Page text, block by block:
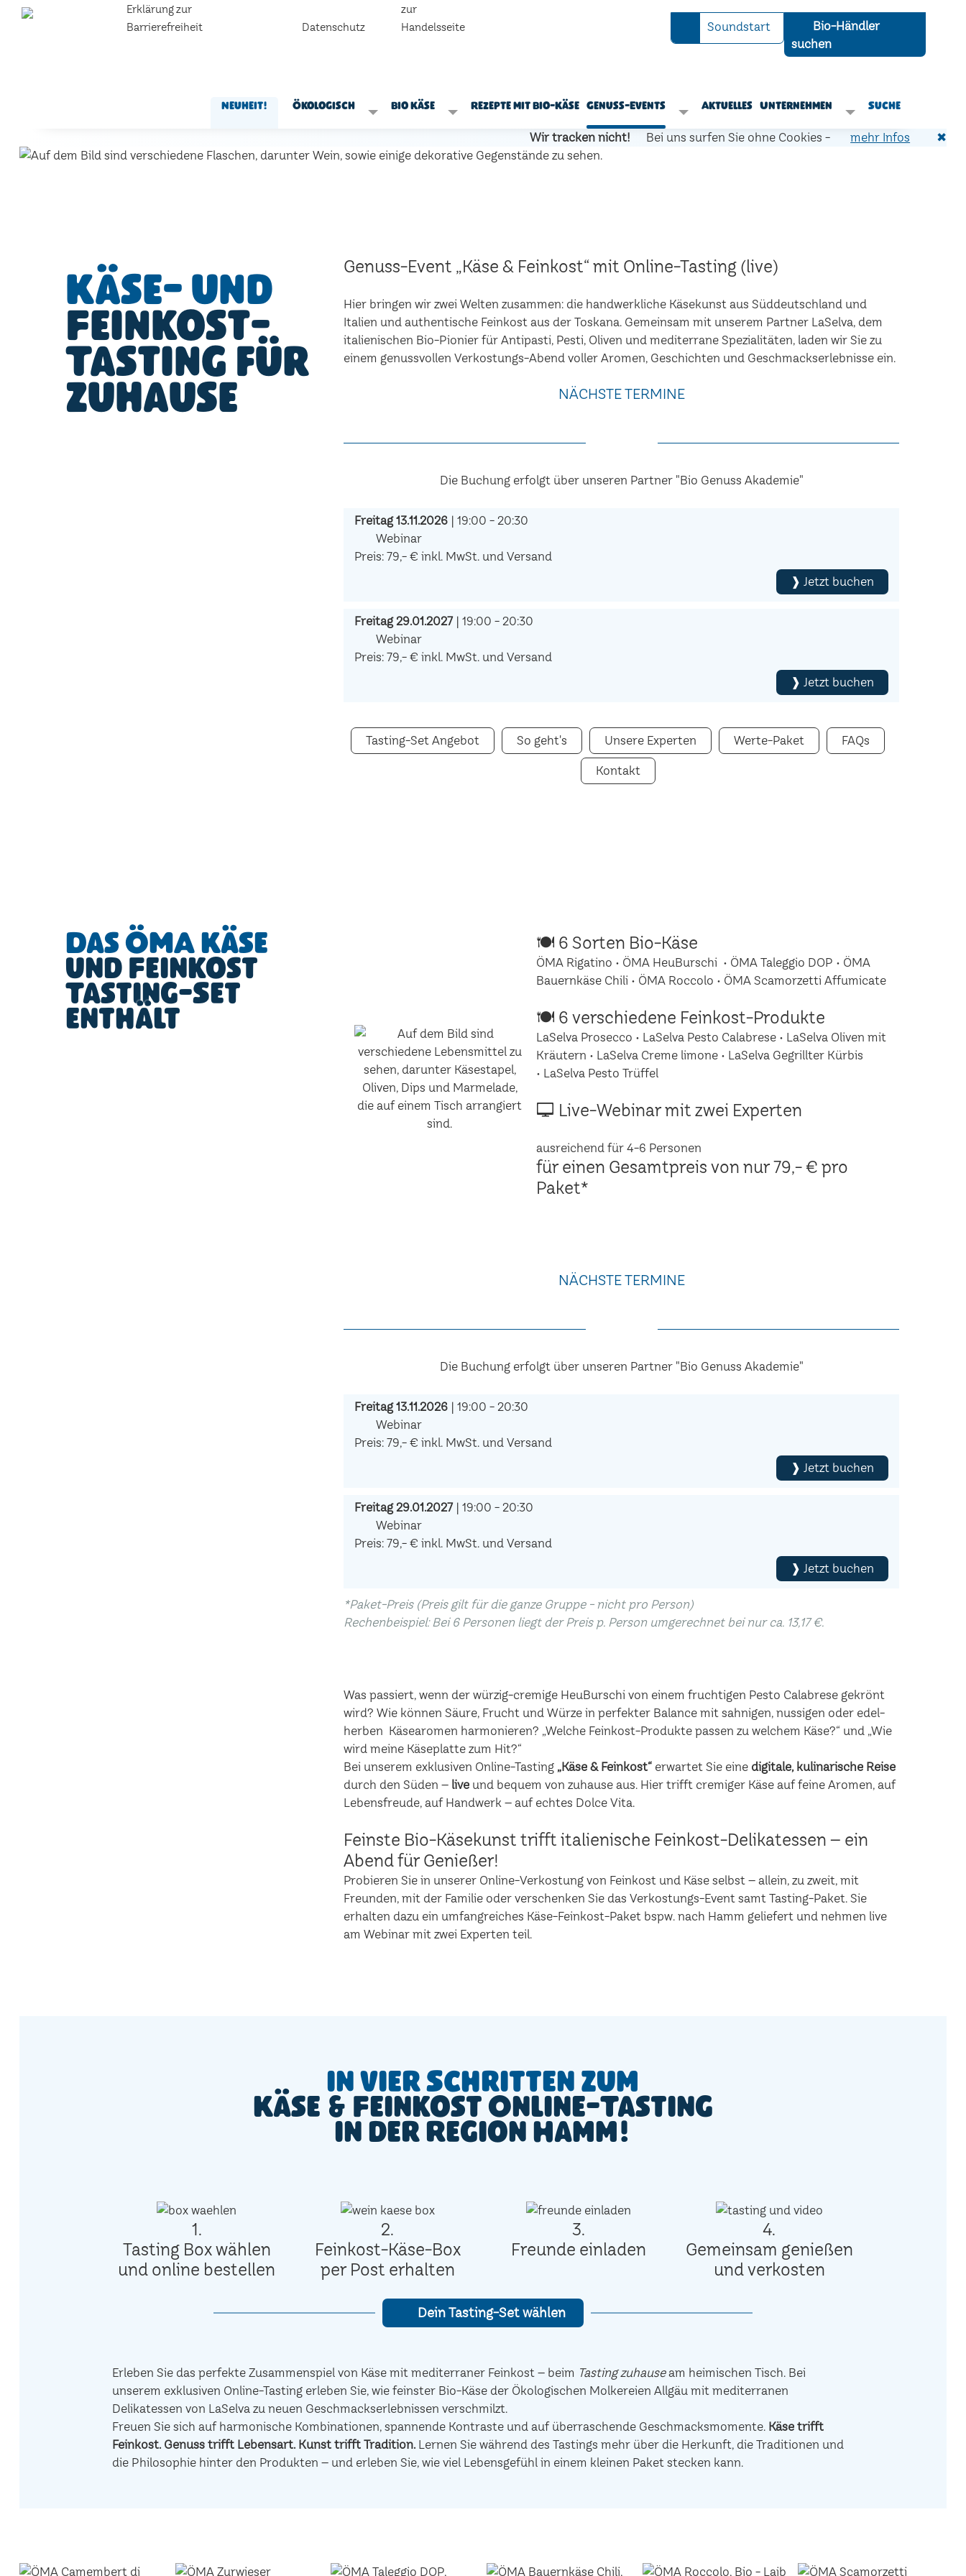
Erklärung zur
Barrierefreiheit
Datenschutz
zur
Handelsseite
Soundstart
Bio-Händler
suchen
Neuheit! Ökologisch Bio Käse Rezepte mit Bio-Käse Genuss-Events Aktuelles Unternehmen Suche
Wir tracken nicht! Bei uns surfen Sie ohne Cookies - mehr Infos ✖
Käse- und
Feinkost-
Tasting für
zuhause
Genuss-Event „Käse & Feinkost“ mit Online-Tasting (live)
Hier bringen wir zwei Welten zusammen: die handwerkliche Käsekunst aus Süddeutschland und
Italien und authentische Feinkost aus der Toskana. Gemeinsam mit unserem Partner LaSelva, dem
italienischen Bio-Pionier für Antipasti, Pesti, Oliven und mediterrane Spezialitäten, laden wir Sie zu
einem genussvollen Verkostungs-Abend voller Aromen, Geschichten und Geschmackserlebnisse ein.
NÄCHSTE TERMINE
Die Buchung erfolgt über unseren Partner "Bio Genuss Akademie"
Freitag 13.11.2026 | 19:00 - 20:30
Webinar
Preis: 79,- € inkl. MwSt. und Versand
❱ Jetzt buchen
Freitag 29.01.2027| 19:00 - 20:30
Webinar
Preis: 79,- € inkl. MwSt. und Versand
❱ Jetzt buchen
Tasting-Set Angebot So geht's Unsere Experten Werte-Paket FAQs
Kontakt
Das ÖMA Käse
und Feinkost
Tasting-Set
enthält
🍽 6 Sorten Bio-Käse
ÖMA Rigatino • ÖMA HeuBurschi • ÖMA Taleggio DOP • ÖMA
Bauernkäse Chili • ÖMA Roccolo • ÖMA Scamorzetti Affumicate
🍽 6 verschiedene Feinkost-Produkte
LaSelva Prosecco • LaSelva Pesto Calabrese • LaSelva Oliven mit
Kräutern • LaSelva Creme limone • LaSelva Gegrillter Kürbis
• LaSelva Pesto Trüffel
🖵 Live-Webinar mit zwei Experten
ausreichend für 4-6 Personen
für einen Gesamtpreis von nur 79,- € pro
Paket*
NÄCHSTE TERMINE
Die Buchung erfolgt über unseren Partner "Bio Genuss Akademie"
Freitag 13.11.2026 | 19:00 - 20:30
Webinar
Preis: 79,- € inkl. MwSt. und Versand
❱ Jetzt buchen
Freitag 29.01.2027| 19:00 - 20:30
Webinar
Preis: 79,- € inkl. MwSt. und Versand
❱ Jetzt buchen
*Paket-Preis (Preis gilt für die ganze Gruppe - nicht pro Person)
Rechenbeispiel: Bei 6 Personen liegt der Preis p. Person umgerechnet bei nur ca. 13,17 €.
Was passiert, wenn der würzig-cremige HeuBurschi von einem fruchtigen Pesto Calabrese gekrönt
wird? Wie können Säure, Frucht und Würze in perfekter Balance mit sahnigen, nussigen oder edel-
herben Käsearomen harmonieren? „Welche Feinkost-Produkte passen zu welchem Käse?“ und „Wie
wird meine Käseplatte zum Hit?“
Bei unserem exklusiven Online-Tasting „Käse & Feinkost“ erwartet Sie eine digitale, kulinarische Reise
durch den Süden – live und bequem von zuhause aus. Hier trifft cremiger Käse auf feine Aromen, auf
Lebensfreude, auf Handwerk – auf echtes Dolce Vita.
Feinste Bio-Käsekunst trifft italienische Feinkost-Delikatessen – ein
Abend für Genießer!
Probieren Sie in unserer Online-Verkostung von Feinkost und Käse selbst – allein, zu zweit, mit
Freunden, mit der Familie oder verschenken Sie das Verkostungs-Event samt Tasting-Paket. Sie
erhalten dazu ein umfangreiches Käse-Feinkost-Paket bspw. nach Hamm geliefert und nehmen live
am Webinar mit zwei Experten teil.
In vier Schritten zum
Käse & Feinkost Online-Tasting
in der Region Hamm!
1.
Tasting Box wählen
und online bestellen
2.
Feinkost-Käse-Box
per Post erhalten
3.
Freunde einladen
4.
Gemeinsam genießen
und verkosten
Dein Tasting-Set wählen
Erleben Sie das perfekte Zusammenspiel von Käse mit mediterraner Feinkost – beim Tasting zuhauseam heimischen Tisch. Bei
unserem exklusiven Online-Tasting erleben Sie, wie feinster Bio-Käse der Ökologischen Molkereien Allgäu mit mediterranen
Delikatessen von LaSelva zu neuen Geschmackserlebnissen verschmilzt.
Freuen Sie sich auf harmonische Kombinationen, spannende Kontraste und auf überraschende Geschmacksmomente. Käse trifft
Feinkost. Genuss trifft Lebensart. Kunst trifft Tradition.Lernen Sie während des Tastings mehr über die Herkunft, die Traditionen und
die Philosophie hinter den Produkten – und erleben Sie, wie viel Lebensgefühl in einem kleinen Paket stecken kann.